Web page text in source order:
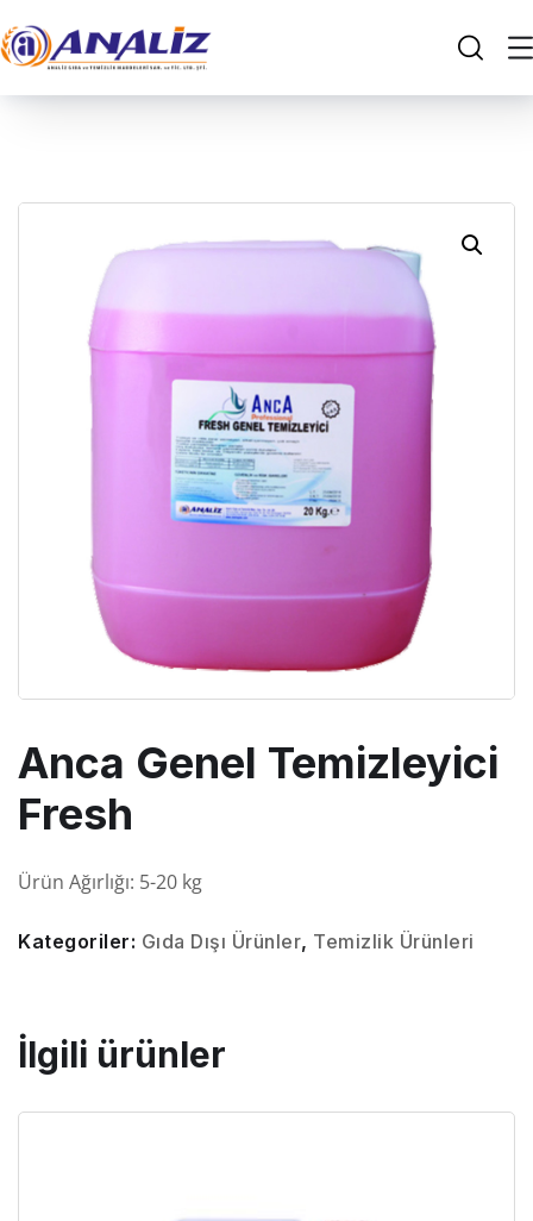
Anca Genel Temizleyici
Fresh
Ürün Ağırlığı: 5-20 kg
Kategoriler: Gıda Dışı Ürünler, Temizlik Ürünleri
İlgili ürünler